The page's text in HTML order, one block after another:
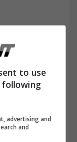
la
è
della
to use
advertising and
and